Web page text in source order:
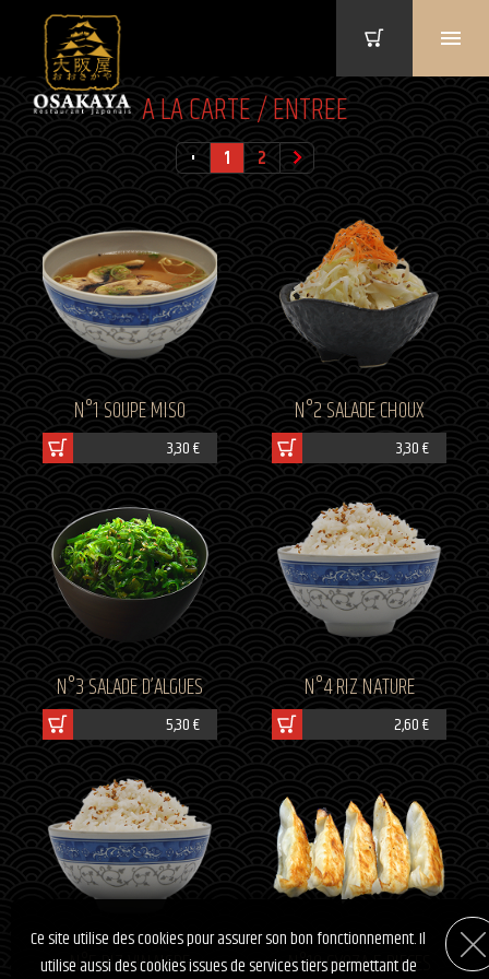
A LA CARTE / ENTREE
1 2
N°1 SOUPE MISO
3,30 €
N°2 SALADE CHOUX
3,30 €
N°3 SALADE D’ALGUES
5,30 €
N°4 RIZ NATURE
2,60 €
N°5 RIZ VINAIGRE N°10 GYOZA 5 PIECES
Ce site utilise des cookies pour assurer son bon fonctionnement. Il
utilise aussi des cookies issues de services tiers permettant de